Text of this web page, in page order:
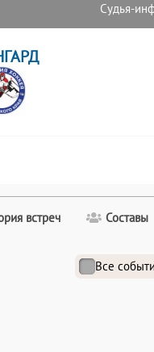
Судья-
встреч Составы
Все